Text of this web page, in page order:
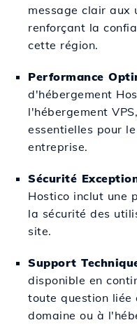
message clair aux
renforçant la
cette région.
Performance
d'hébergement
l'hébergement
essentielles pour
entreprise.
Sécurité
Hostico inclut une
la sécurité des
site.
Support
disponible en
toute question liée
domaine ou à